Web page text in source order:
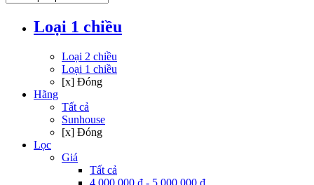
Loại 1 chiều
Loại 2 chiều
Loại 1 chiều
[x] Đóng
Hãng
Tất cả
Sunhouse
[x] Đóng
Lọc
Giá
Tất cả
4.000.000 ₫ - 5.000.000 ₫